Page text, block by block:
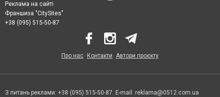
Реклама на сайті
Франшиза "CitySites"
+38 (095) 515-50-87
Про нас Контакти Автори проєкту
З питань реклами: +38 (095) 515-50-87. E-mail: reklama@0512.com.ua